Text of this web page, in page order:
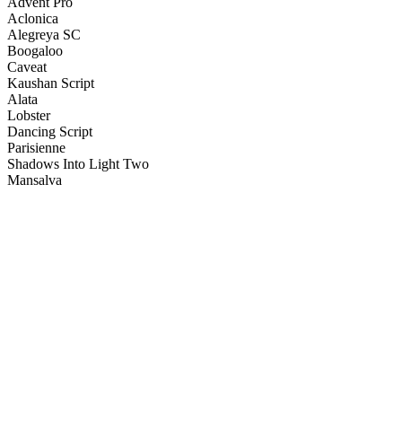
Aclonica
Alegreya SC
Boogaloo
Caveat
Kaushan Script
Alata
Lobster
Dancing Script
Parisienne
Shadows Into Light Two
Mansalva